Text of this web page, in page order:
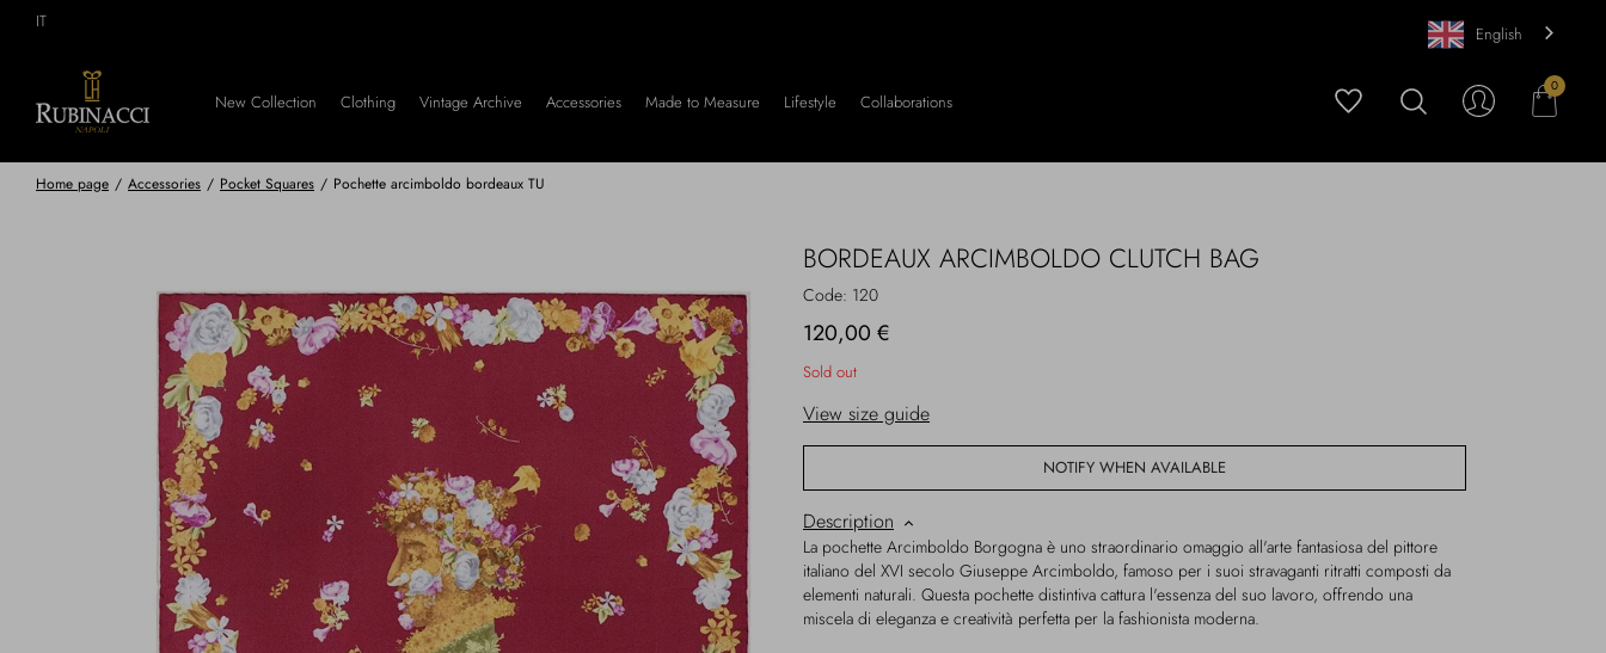
IT
English
New Collection Clothing Vintage Archive Accessories Made to Measure Lifestyle Collaborations
0
Home page / Accessories / Pocket Squares / Pochette arcimboldo bordeaux TU
BORDEAUX ARCIMBOLDO CLUTCH BAG
Code: 120
120,00 €
Sold out
View size guide
NOTIFY WHEN AVAILABLE
Description
La pochette Arcimboldo Borgogna è uno straordinario omaggio all'arte fantasiosa del pittore
italiano del XVI secolo Giuseppe Arcimboldo, famoso per i suoi stravaganti ritratti composti da
elementi naturali. Questa pochette distintiva cattura l'essenza del suo lavoro, offrendo una
miscela di eleganza e creatività perfetta per la fashionista moderna.